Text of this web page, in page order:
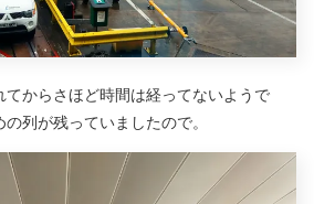
てからさほど時間は経ってないようで
列が残っていましたので。